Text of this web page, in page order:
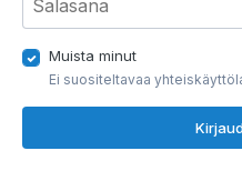
Muista minut
Ei suositeltavaa